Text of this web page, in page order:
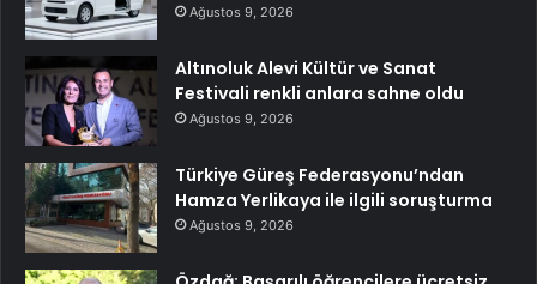
Ağustos 9, 2026
Altınoluk Alevi Kültür ve Sanat
Festivali renkli anlara sahne oldu
Ağustos 9, 2026
Türkiye Güreş Federasyonu’ndan
Hamza Yerlikaya ile ilgili soruşturma
Ağustos 9, 2026